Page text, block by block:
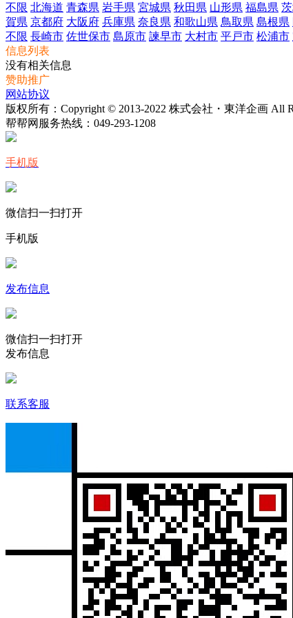
不限 北海道 青森県 岩手県 宮城県 秋田県 山形県 福島県
賀県 京都府 大阪府 兵庫県 奈良県 和歌山県 鳥取県 島根県
不限 長崎市 佐世保市 島原市 諫早市 大村市 平戸市 松浦市
信息列表
没有相关信息
赞助推广
网站协议
版权所有：Copyright © 2013-2022 株式会社・東洋企画 All
帮帮网服务热线： 049-293-1208
手机版
微信扫一扫打开
手机版
发布信息
微信扫一扫打开
发布信息
联系客服